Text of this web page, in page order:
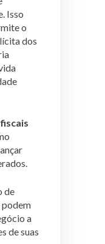
Isso
o
dos
de
podem
a
de suas